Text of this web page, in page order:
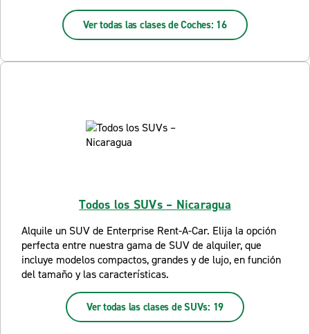
Ver todas las clases de Coches: 16
Todos los SUVs – Nicaragua
Alquile un SUV de Enterprise Rent-A-Car. Elija la opción
perfecta entre nuestra gama de SUV de alquiler, que
incluye modelos compactos, grandes y de lujo, en función
del tamaño y las características.
Ver todas las clases de SUVs: 19